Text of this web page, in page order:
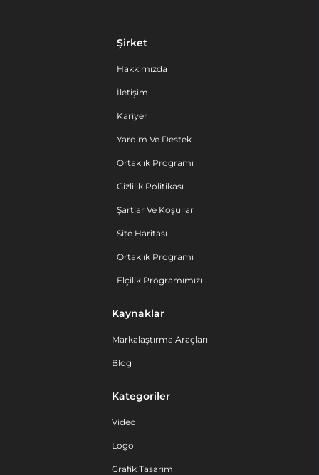
Şirket
Hakkımızda
İletişim
Kariyer
Yardım Ve Destek
Ortaklık Programı
Gizlilik Politikası
Şartlar Ve Koşullar
Site Haritası
Ortaklık Programı
Elçilik Programımızı
Kaynaklar
Markalaştırma Araçları
Blog
Kategoriler
Video
Logo
Grafik Tasarım